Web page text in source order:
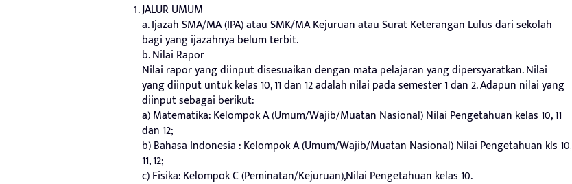
JALUR UMUM
a. Ijazah SMA/MA (IPA) atau SMK/MA Kejuruan atau Surat Keterangan Lulus dari sekolah
bagi yang ijazahnya belum terbit.
b. Nilai Rapor
Nilai rapor yang diinput disesuaikan dengan mata pelajaran yang dipersyaratkan. Nilai
yang diinput untuk kelas 10, 11 dan 12 adalah nilai pada semester 1 dan 2. Adapun nilai yang
diinput sebagai berikut:
a) Matematika: Kelompok A (Umum/Wajib/Muatan Nasional) Nilai Pengetahuan kelas 10, 11
dan 12;
b) Bahasa Indonesia : Kelompok A (Umum/Wajib/Muatan Nasional) Nilai Pengetahuan kls 10,
11, 12;
c) Fisika: Kelompok C (Peminatan/Kejuruan),Nilai Pengetahuan kelas 10.